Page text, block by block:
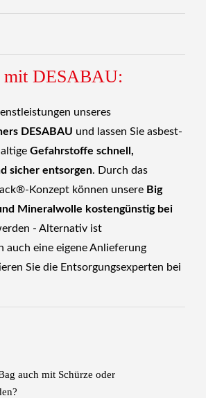
mit DESABAU:
unseres
DESABAU und lassen Sie asbest-
Gefahrstoffe schnell,
sicher entsorgen. Durch das
Konzept können unsere Big
Mineralwolle kostengünstig bei
- Alternativ ist
auch eine eigene Anlieferung
Sie die Entsorgungsexperten bei
auch mit Schürze oder